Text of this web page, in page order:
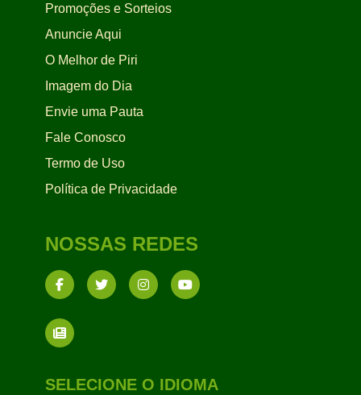
Promoções e Sorteios
Anuncie Aqui
O Melhor de Piri
Imagem do Dia
Envie uma Pauta
Fale Conosco
Termo de Uso
Política de Privacidade
NOSSAS REDES
SELECIONE O IDIOMA